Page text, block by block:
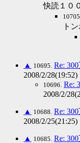
快読１０
10705.
ト
▲ 10695. Re:
2008/2/28(19:52)
10696. Re:
2008/2/
▲ 10688. Re:
2008/2/25(21:25)
▲ 10685. Re: